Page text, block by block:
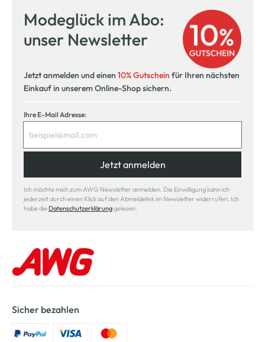
Modeglück im Abo:
unser Newsletter
Jetzt anmelden und einen 10% Gutschein für Ihren nächsten
Einkauf in unserem Online-Shop sichern.
Ihre E-Mail Adresse:
Jetzt anmelden
Ich möchte mich zum AWG Newsletter anmelden. Die Einwilligung kann ich
jederzeit durch einen Klick auf den Abmeldelink im Newsletter widerrufen. Ich
habe die Datenschutzerklärunggelesen.
Sicher bezahlen